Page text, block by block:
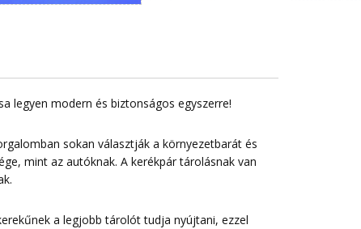
legyen modern és biztonságos egyszerre!
sokan választják a környezetbarát és
mint az autóknak. A kerékpár tárolásnak van
a legjobb tárolót tudja nyújtani, ezzel